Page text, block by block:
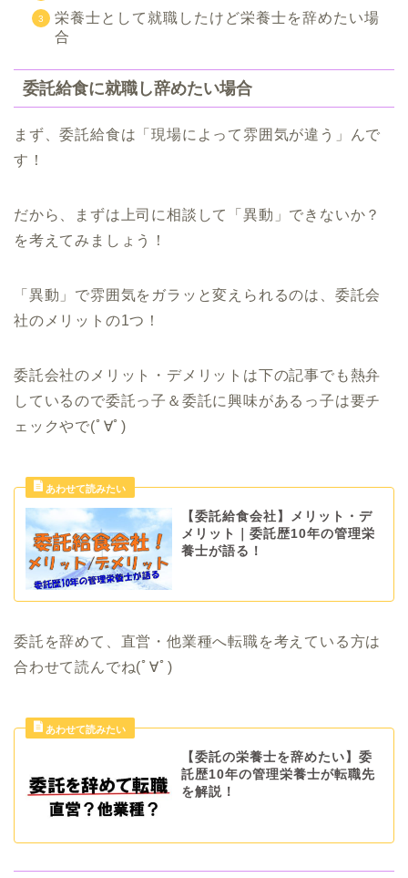
栄養士として就職したけど栄養士を辞めたい場
合
委託給食に就職し辞めたい場合
まず、委託給食は「現場によって雰囲気が違う」んで
す！
だから、まずは上司に相談して「異動」できないか？
を考えてみましょう！
「異動」で雰囲気をガラッと変えられるのは、委託会
社のメリットの1つ！
委託会社のメリット・デメリットは下の記事でも熱弁
しているので委託っ子＆委託に興味があるっ子は要チ
ェックやで(ﾟ∀ﾟ)
【委託給食会社】メリット・デ
メリット｜委託歴10年の管理栄
養士が語る！
委託を辞めて、直営・他業種へ転職を考えている方は
合わせて読んでね(ﾟ∀ﾟ)
【委託の栄養士を辞めたい】委
託歴10年の管理栄養士が転職先
を解説！